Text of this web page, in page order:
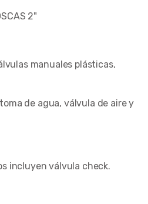
2"
manuales plásticas,
de agua, válvula de aire y
incluyen válvula check.